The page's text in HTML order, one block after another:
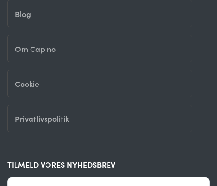
Blog
Om Capino
Cookie
Privatlivspolitik
TILMELD VORES NYHEDSBREV